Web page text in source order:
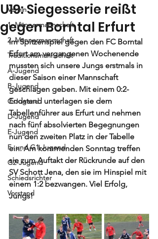
Verein
1. Männermannschaft
2. Männermannschaft
Traditionsmannschaft
A-Jugend
B-Jugend
C-Jugend
D-Jugend
E-Jugend
F- und G1-Jugend
G2-Jugend
Schiedsrichter
Vorstand
U19: Siegesserie reißt
gegen Borntal Erfurt
Im Spitzenspiel gegen den FC Borntal
Erfurt am vergangenen Wochenende
mussten sich unsere Jungs erstmals in
dieser Saison einer Mannschaft
geschlagen geben. Mit einem 0:2-
Endstand unterlagen sie dem
Tabellenführer aus Erfurt und nehmen
nach fünf absolvierten Begegnungen
nun den zweiten Platz in der Tabelle
ein. Am kommenden Sonntag treffen
sie zum Auftakt der Rückrunde auf den
SV Schott Jena, den sie im Hinspiel mit
einem 1:2 bezwangen. Viel Erfolg,
Jungs!